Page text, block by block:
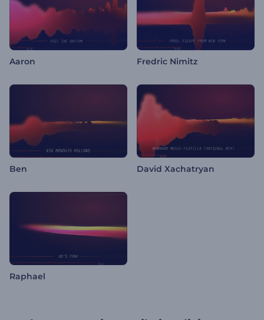
Aaron Fredric Nimitz
Ben David Xachatryan
Raphael